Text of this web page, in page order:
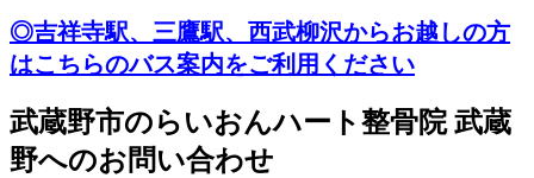
◎吉祥寺駅、三鷹駅、西武柳沢からお越しの方
はこちらのバス案内をご利用ください
武蔵野市のらいおんハート整骨院 武蔵
野へのお問い合わせ